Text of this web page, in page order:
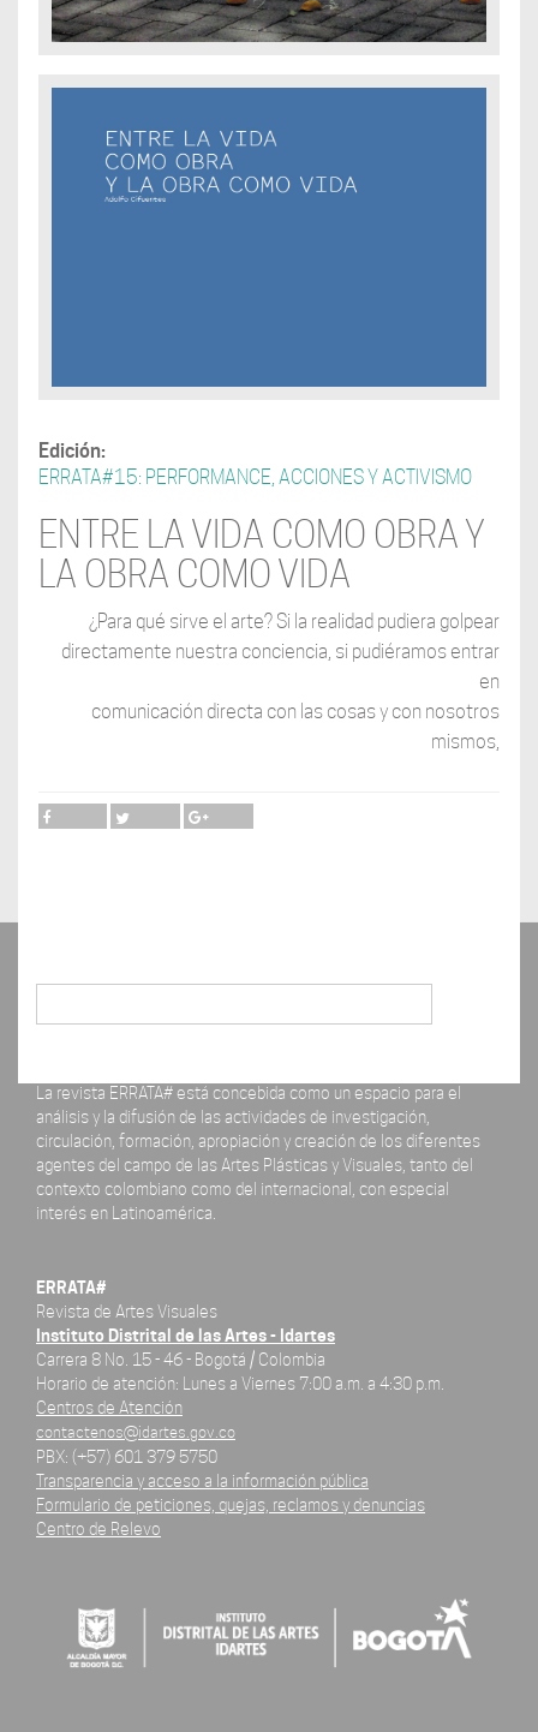
Edición:
ERRATA#15: PERFORMANCE, ACCIONES Y ACTIVISMO
ENTRE LA VIDA COMO OBRA Y
LA OBRA COMO VIDA
¿Para qué sirve el arte? Si la realidad pudiera golpear
directamente nuestra conciencia, si pudiéramos entrar
en
comunicación directa con las cosas y con nosotros
mismos,
La revista ERRATA# está concebida como un espacio para el
análisis y la difusión de las actividades de investigación,
circulación, formación, apropiación y creación de los diferentes
agentes del campo de las Artes Plásticas y Visuales, tanto del
contexto colombiano como del internacional, con especial
interés en Latinoamérica.
ERRATA#
Revista de Artes Visuales
Instituto Distrital de las Artes - Idartes
Carrera 8 No. 15 - 46 - Bogotá / Colombia
Horario de atención: Lunes a Viernes 7:00 a.m. a 4:30 p.m.
Centros de Atención
contactenos@idartes.gov.co
PBX: (+57) 601 379 5750
Transparencia y acceso a la información pública
Formulario de peticiones, quejas, reclamos y denuncias
Centro de Relevo